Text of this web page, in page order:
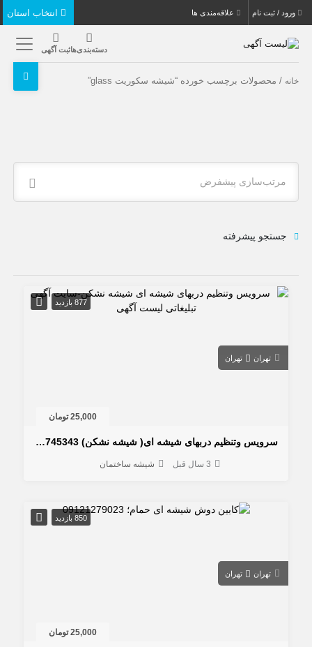
ورود / ثبت نام علاقه‌مندی ها
دسته‌بندی‌هاثبت آگهی
خانه / محصولات برچسب خورده “شیشه سکوریت glass”
مرتب‌سازی پیشفرض
جستجو پیشرفته
877 بازدید
تهران تهران
25,000 تومان
سرویس وتنظیم دربهای شیشه ای( شیشه نشکن) 09232745343
3 سال قبل شیشه ساختمان
850 بازدید
تهران تهران
25,000 تومان